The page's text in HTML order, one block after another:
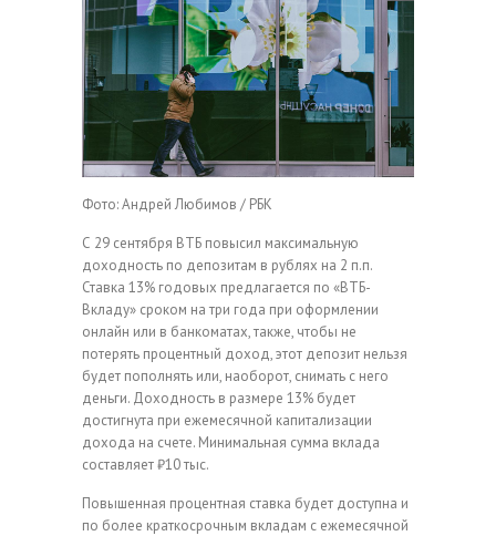
Фото: Андрей Любимов / РБК
С 29 сентября ВТБ повысил максимальную
доходность по депозитам в рублях на 2 п.п.
Ставка 13% годовых предлагается по «ВТБ-
Вкладу» сроком на три года при оформлении
онлайн или в банкоматах, также, чтобы не
потерять процентный доход, этот депозит нельзя
будет пополнять или, наоборот, снимать с него
деньги. Доходность в размере 13% будет
достигнута при ежемесячной капитализации
дохода на счете. Минимальная сумма вклада
составляет ₽10 тыс.
Повышенная процентная ставка будет доступна и
по более краткосрочным вкладам с ежемесячной